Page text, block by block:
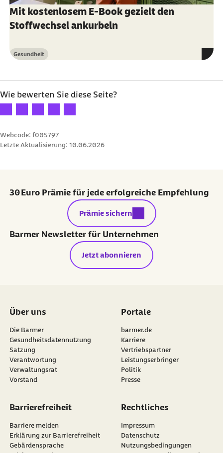
Mit kostenlosem E-Book gezielt den
Stoffwechsel ankurbeln
Kategorie
Gesundheit
Wie bewerten Sie diese Seite?
Ihre Bewertung: 1 Stern
Ihre Bewertung: 2 Sterne
Ihre Bewertung: 3 Sterne
Ihre Bewertung: 4 Sterne
Ihre Bewertung: 5 Sterne
Webcode: f005797
Letzte Aktualisierung: 10.06.2026
30 Euro Prämie für jede erfolgreiche Empfehlung
externer Link:
Prämie sichern
Barmer Newsletter für Unternehmen
Jetzt abonnieren
Über uns
Die Barmer
Gesundheitsdatennutzung
Satzung
Verantwortung
Verwaltungsrat
Vorstand
Portale
barmer.de
Karriere
Vertriebspartner
Leistungserbringer
Politik
Presse
Barrierefreiheit
Barriere melden
Erklärung zur Barrierefreiheit
Gebärdensprache
Rechtliches
Impressum
Datenschutz
Nutzungsbedingungen